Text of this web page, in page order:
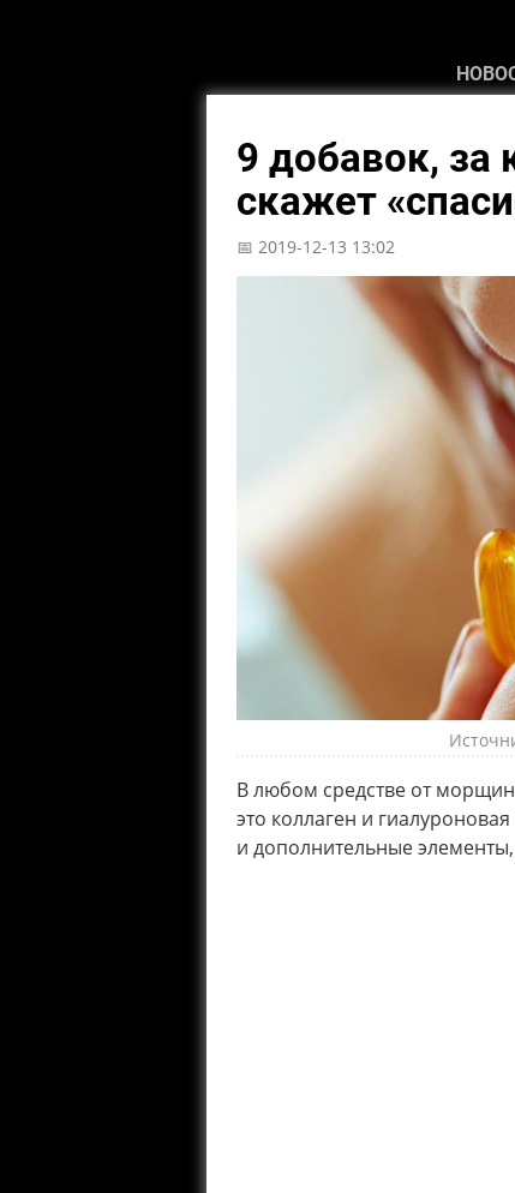
9 добавок,
скажет
📅 2019-12-13 13:02
В любом средстве от
это коллаген и
и дополнительные элементы,